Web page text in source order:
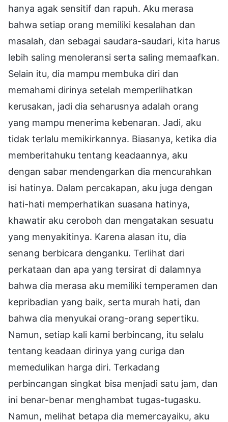
hanya agak sensitif dan rapuh. Aku merasa
bahwa setiap orang memiliki kesalahan dan
masalah, dan sebagai saudara-saudari, kita harus
lebih saling menoleransi serta saling memaafkan.
Selain itu, dia mampu membuka diri dan
memahami dirinya setelah memperlihatkan
kerusakan, jadi dia seharusnya adalah orang
yang mampu menerima kebenaran. Jadi, aku
tidak terlalu memikirkannya. Biasanya, ketika dia
memberitahuku tentang keadaannya, aku
dengan sabar mendengarkan dia mencurahkan
isi hatinya. Dalam percakapan, aku juga dengan
hati-hati memperhatikan suasana hatinya,
khawatir aku ceroboh dan mengatakan sesuatu
yang menyakitinya. Karena alasan itu, dia
senang berbicara denganku. Terlihat dari
perkataan dan apa yang tersirat di dalamnya
bahwa dia merasa aku memiliki temperamen dan
kepribadian yang baik, serta murah hati, dan
bahwa dia menyukai orang-orang sepertiku.
Namun, setiap kali kami berbincang, itu selalu
tentang keadaan dirinya yang curiga dan
memedulikan harga diri. Terkadang
perbincangan singkat bisa menjadi satu jam, dan
ini benar-benar menghambat tugas-tugasku.
Namun, melihat betapa dia memercayaiku, aku